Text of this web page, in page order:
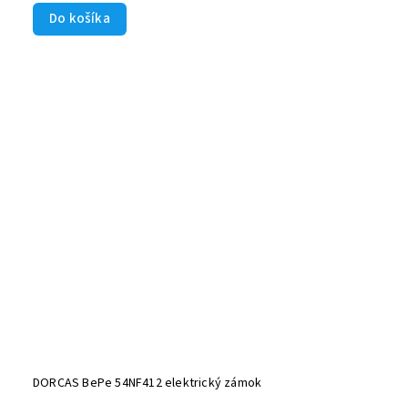
Do košíka
DORCAS BePe 54NF412 elektrický zámok